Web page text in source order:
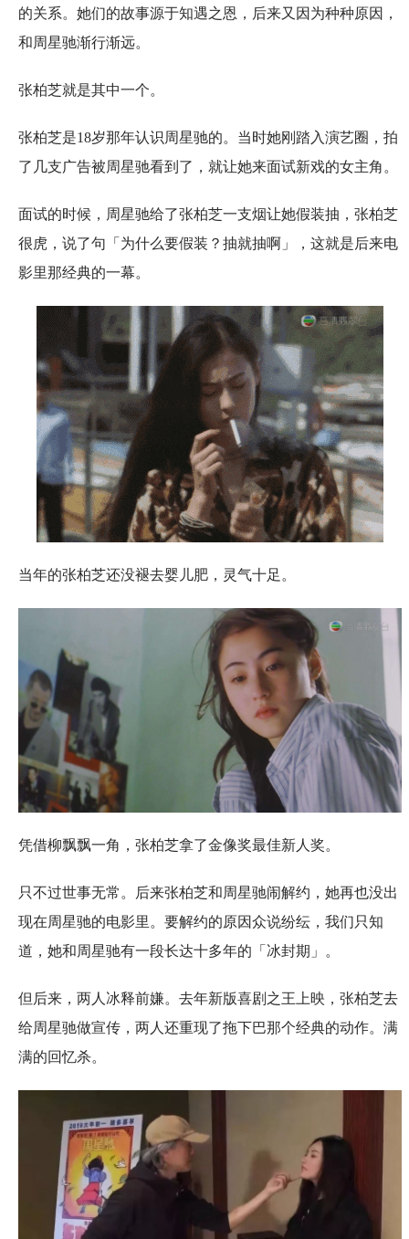
的关系。她们的故事源于知遇之恩，后来又因为种种原因，
和周星驰渐行渐远。
张柏芝就是其中一个。
张柏芝是18岁那年认识周星驰的。当时她刚踏入演艺圈，拍
了几支广告被周星驰看到了，就让她来面试新戏的女主角。
面试的时候，周星驰给了张柏芝一支烟让她假装抽，张柏芝
很虎，说了句「为什么要假装？抽就抽啊」，这就是后来电
影里那经典的一幕。
当年的张柏芝还没褪去婴儿肥，灵气十足。
凭借柳飘飘一角，张柏芝拿了金像奖最佳新人奖。
只不过世事无常。后来张柏芝和周星驰闹解约，她再也没出
现在周星驰的电影里。要解约的原因众说纷纭，我们只知
道，她和周星驰有一段长达十多年的「冰封期」。
但后来，两人冰释前嫌。去年新版喜剧之王上映，张柏芝去
给周星驰做宣传，两人还重现了拖下巴那个经典的动作。满
满的回忆杀。